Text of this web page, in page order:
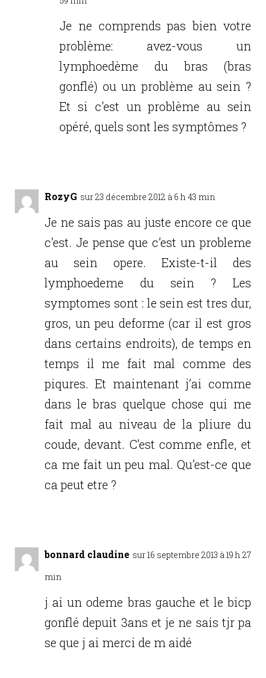
Je ne comprends pas bien votre
problème: avez-vous un
lymphoedème du bras (bras
gonflé) ou un problème au sein ?
Et si c’est un problème au sein
opéré, quels sont les symptômes ?
RozyG sur 23 décembre 2012 à 6 h 43 min
Je ne sais pas au juste encore ce que
c’est. Je pense que c’est un probleme
au sein opere. Existe-t-il des
lymphoedeme du sein ? Les
symptomes sont : le sein est tres dur,
gros, un peu deforme (car il est gros
dans certains endroits), de temps en
temps il me fait mal comme des
piqures. Et maintenant j’ai comme
dans le bras quelque chose qui me
fait mal au niveau de la pliure du
coude, devant. C’est comme enfle, et
ca me fait un peu mal. Qu’est-ce que
ca peut etre ?
bonnard claudine sur 16 septembre 2013 à 19 h 27
min
j ai un odeme bras gauche et le bicp
gonflé depuit 3ans et je ne sais tjr pa
se que j ai merci de m aidé